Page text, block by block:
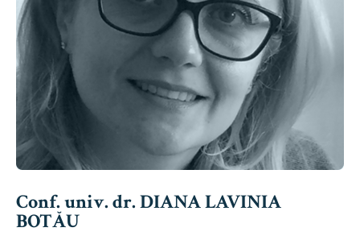
Conf. univ. dr. DIANA LAVINIA
BOTĂU